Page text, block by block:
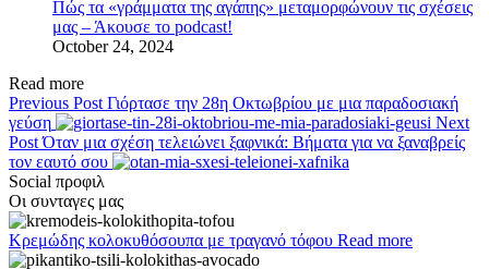
Πώς τα «γράμματα της αγάπης» μεταμορφώνουν τις σχέσεις
μας – Άκουσε το podcast!
October 24, 2024
Read more
Previous Post Γιόρτασε την 28η Οκτωβρίου με μια παραδοσιακή
γεύση
Next
Post Όταν μια σχέση τελειώνει ξαφνικά: Βήματα για να ξαναβρείς
τον εαυτό σου
Social προφιλ
Οι συνταγες μας
Κρεμώδης κολοκυθόσουπα με τραγανό τόφου Read more